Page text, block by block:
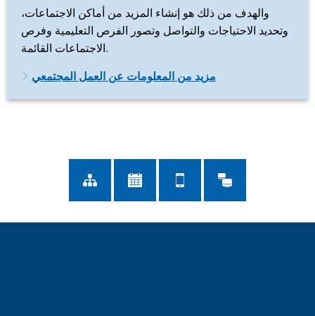
والهدف من ذلك هو إنشاء المزيد من أماكن الاجتماعات،
وتحديد الاحتياجات والتواصل وتصور الفرص التعليمية وفرص
الاجتماعات القائمة.
مزيد من المعلومات عن العمل المجتمعي